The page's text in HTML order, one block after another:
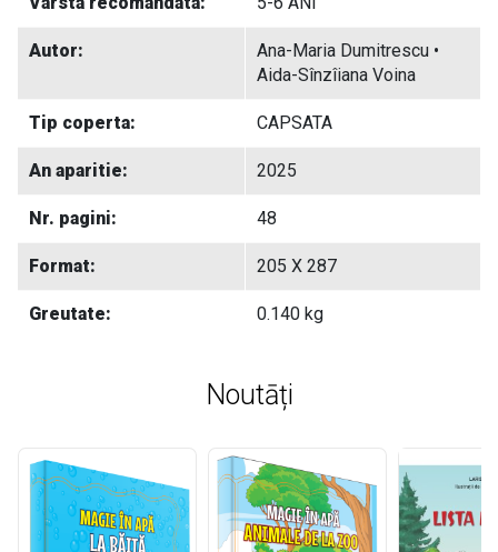
Autor:
Ana-Maria Dumitrescu •
Aida-Sînzîiana Voina
Tip coperta: CAPSATA
An aparitie: 2025
Nr. pagini: 48
Format: 205 X 287
Greutate: 0.140 kg
Noutāți